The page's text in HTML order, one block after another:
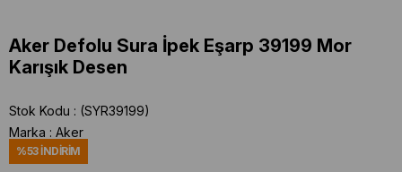
Aker Defolu Sura İpek Eşarp 39199 Mor
Karışık Desen
Stok Kodu
(SYR39199)
Marka : Aker
%53İNDIRIM